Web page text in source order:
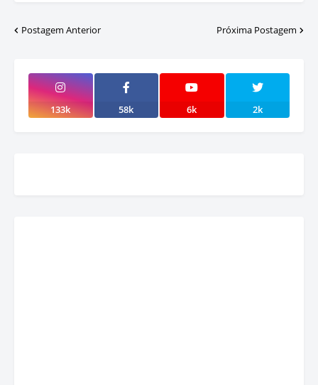
Postagem Anterior Próxima Postagem
133k 58k 6k 2k